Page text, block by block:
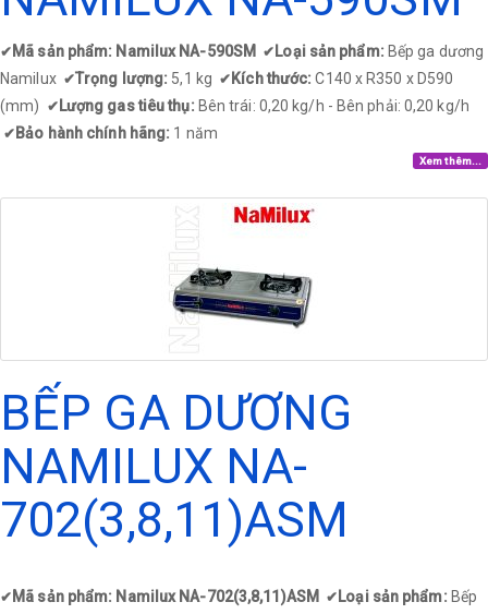
✔Mã sản phẩm: Namilux NA-590SM ✔Loại sản phẩm: Bếp ga dương
Namilux ✔Trọng lượng: 5,1 kg ✔Kích thước: C140 x R350 x D590
(mm) ✔Lượng gas tiêu thụ: Bên trái: 0,20 kg/h - Bên phải: 0,20 kg/h
✔Bảo hành chính hãng: 1 năm
Xem thêm...
BẾP GA DƯƠNG
NAMILUX NA-
702(3,8,11)ASM
✔ Mã sản phẩm: Namilux NA-702(3,8,11)ASM ✔ Loại sản phẩm: Bếp